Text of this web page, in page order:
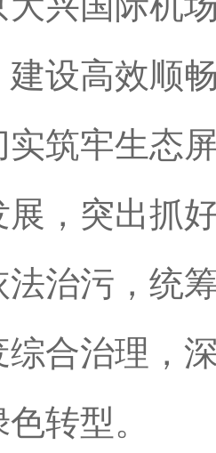
建设高效顺
牢生态屏
展，突出抓
法治污，统
综合治理，
转型。